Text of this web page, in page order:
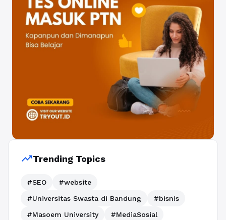
trending_upTrending Topics
#SEO
#website
#Universitas Swasta di Bandung
#bisnis
#Masoem University
#MediaSosial